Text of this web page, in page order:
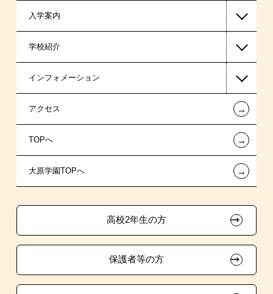
ビジネス系
医療事務系
高等教育の修学支援新制度
日本学生支援機構の奨学金
国の教育ローン
提携教育ローン
新聞奨学生
試験による特待生制度
入学案内
一般入学
AO入学
指定校推薦入学
指定校自己推薦入学
特別推薦入学
生徒会活動推薦入学
学校紹介
在校生からあなたへ
夢を叶えた先輩たち
施設・研修所
学生マンションのご案内
大原学園グループ案内
インフォメーション
お知らせ・新着情報
在校生へのお知らせ
各種証明書の発行ご希望の方
採用ご担当の方
アクセス ←
TOPへ ←
大原学園TOPへ ←
高校2年生の方
保護者等の方